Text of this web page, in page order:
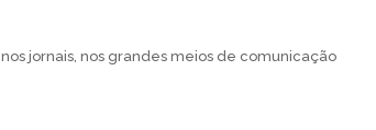
nos jornais, nos grandes meios de comunicação